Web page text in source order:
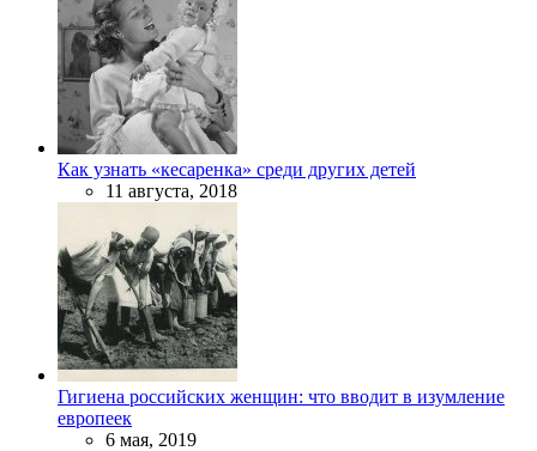
Как узнать «кесаренка» среди других детей
11 августа, 2018
Гигиена российских женщин: что вводит в изумление
европеек
6 мая, 2019